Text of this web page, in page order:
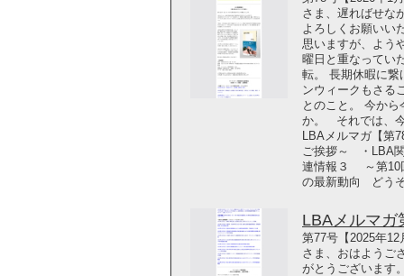
さま、遅ればせな
よろしくお願いい
思いますが、よう
曜日と重なってい
転。 長期休暇に繋
ンウィークもさる
とのこと。 今か
か。 それでは、
LBAメルマガ【
ご挨拶～ ・LBA
連情報３ ～第10
の最新動向 どう
LBAメルマガ
第77号【2025年
さま、おはようご
がとうございます